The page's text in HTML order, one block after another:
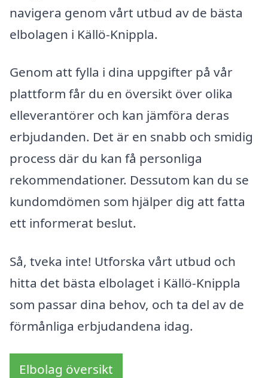
navigera genom vårt utbud av de bästa
elbolagen i Källö-Knippla.
Genom att fylla i dina uppgifter på vår
plattform får du en översikt över olika
elleverantörer och kan jämföra deras
erbjudanden. Det är en snabb och smidig
process där du kan få personliga
rekommendationer. Dessutom kan du se
kundomdömen som hjälper dig att fatta
ett informerat beslut.
Så, tveka inte! Utforska vårt utbud och
hitta det bästa elbolaget i Källö-Knippla
som passar dina behov, och ta del av de
förmånliga erbjudandena idag.
Elbolag översikt